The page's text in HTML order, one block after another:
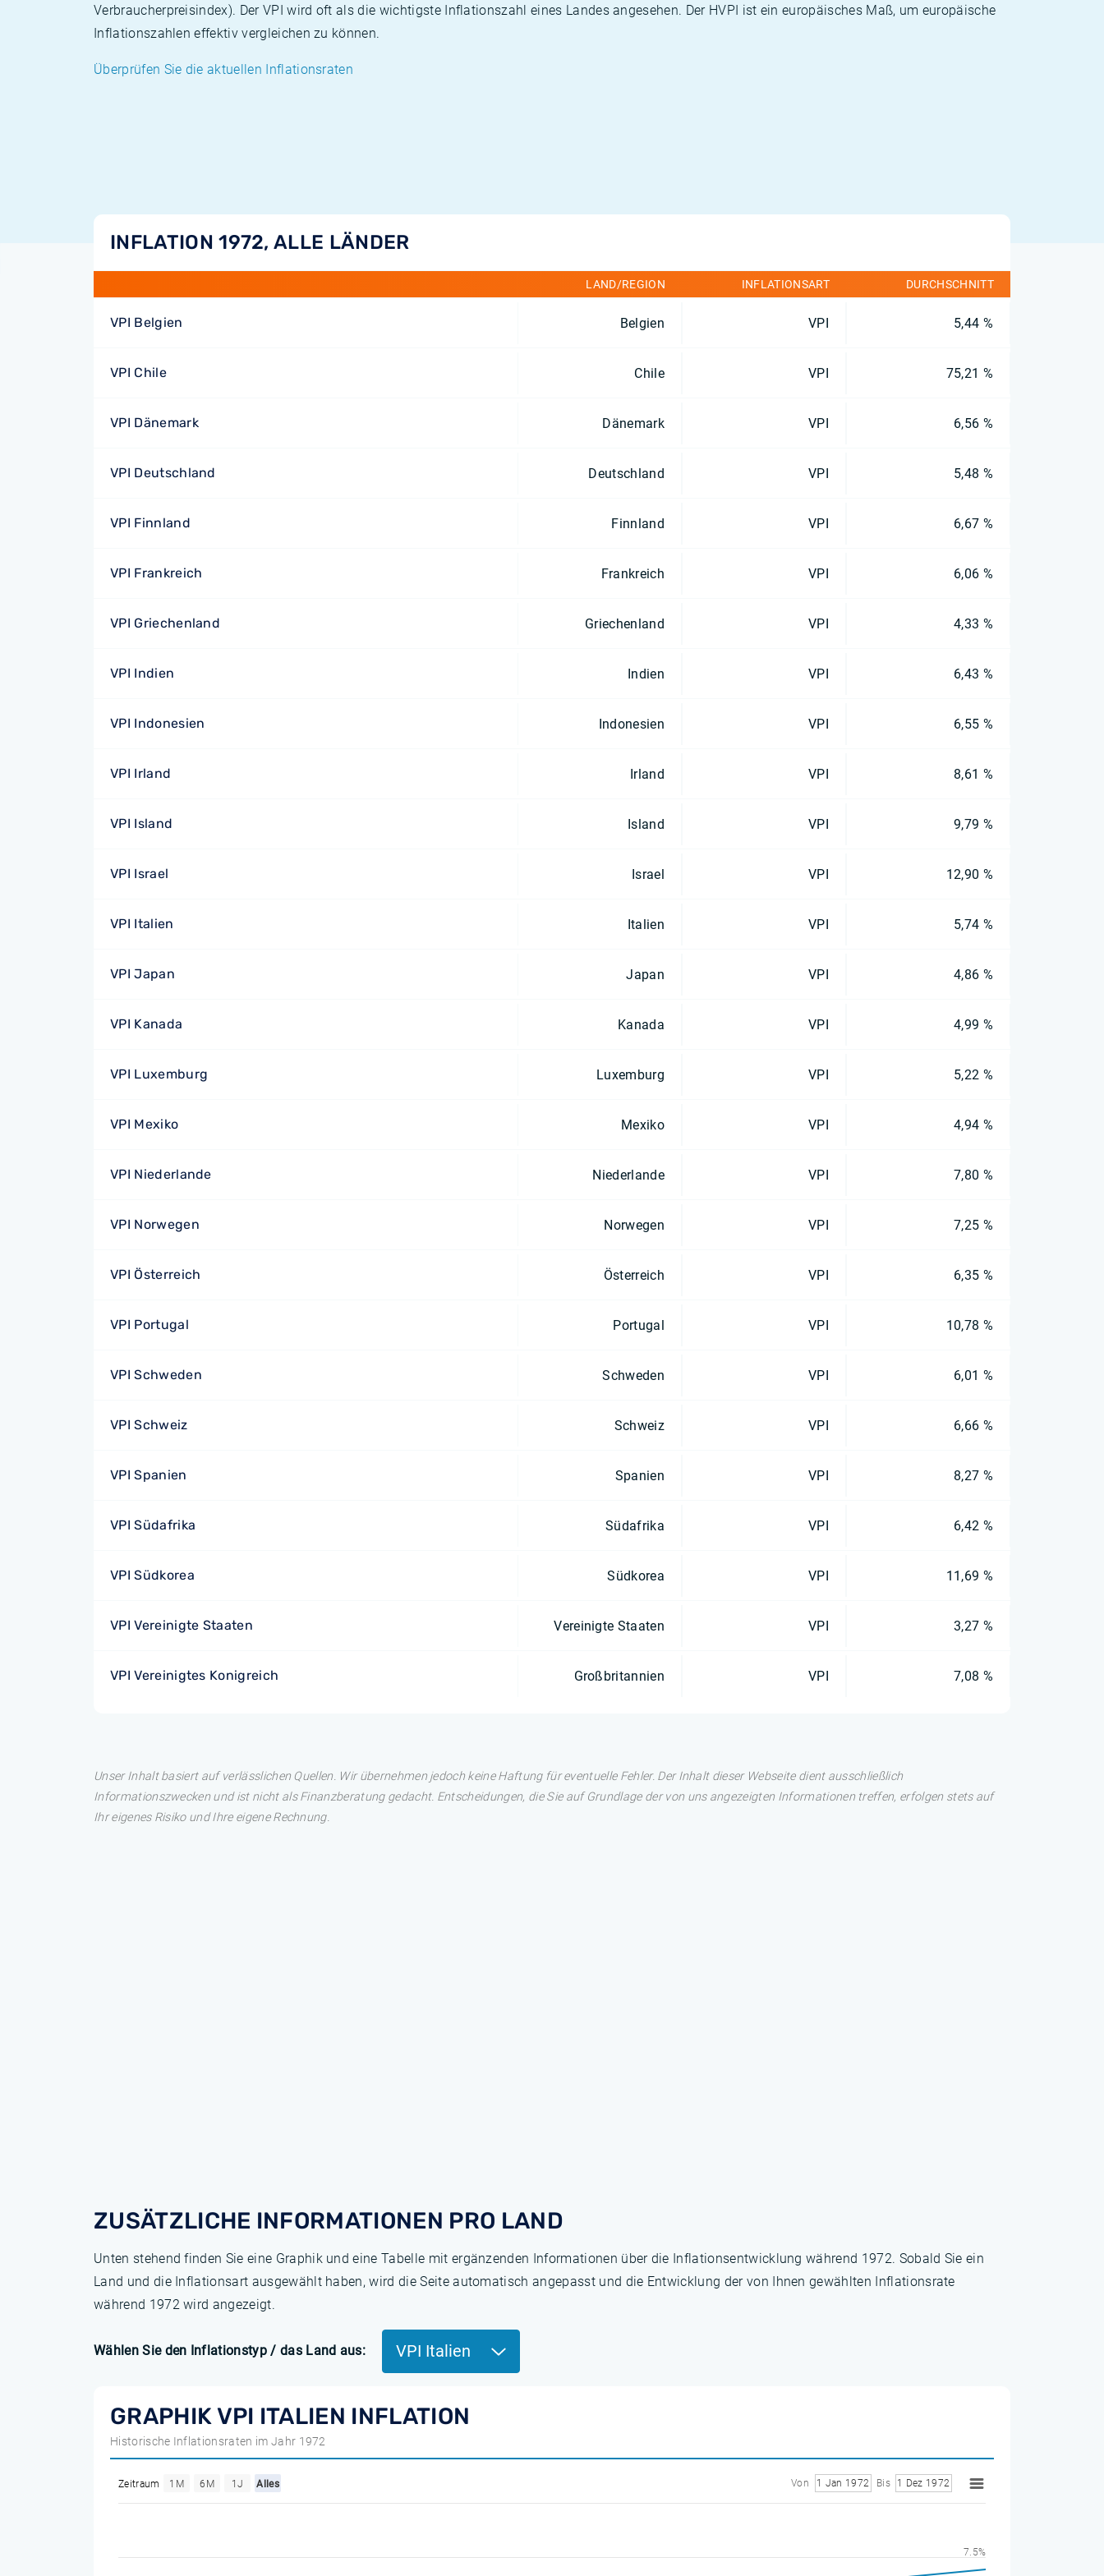
Verbraucherpreisindex). Der VPI wird oft als die wichtigste Inflationszahl eines Landes angesehen. Der HVPI ist ein europäisches Maß, um europäische
Inflationszahlen effektiv vergleichen zu können.
Überprüfen Sie die aktuellen Inflationsraten
INFLATION 1972, ALLE LÄNDER
LAND/REGION INFLATIONSART DURCHSCHNITT
VPI Belgien Belgien VPI 5,44 %
VPI Chile Chile VPI 75,21 %
VPI Dänemark Dänemark VPI 6,56 %
VPI Deutschland Deutschland VPI 5,48 %
VPI Finnland Finnland VPI 6,67 %
VPI Frankreich Frankreich VPI 6,06 %
VPI Griechenland Griechenland VPI 4,33 %
VPI Indien Indien VPI 6,43 %
VPI Indonesien Indonesien VPI 6,55 %
VPI Irland Irland VPI 8,61 %
VPI Island Island VPI 9,79 %
VPI Israel Israel VPI 12,90 %
VPI Italien Italien VPI 5,74 %
VPI Japan Japan VPI 4,86 %
VPI Kanada Kanada VPI 4,99 %
VPI Luxemburg Luxemburg VPI 5,22 %
VPI Mexiko Mexiko VPI 4,94 %
VPI Niederlande Niederlande VPI 7,80 %
VPI Norwegen Norwegen VPI 7,25 %
VPI Österreich Österreich VPI 6,35 %
VPI Portugal Portugal VPI 10,78 %
VPI Schweden Schweden VPI 6,01 %
VPI Schweiz Schweiz VPI 6,66 %
VPI Spanien Spanien VPI 8,27 %
VPI Südafrika Südafrika VPI 6,42 %
VPI Südkorea Südkorea VPI 11,69 %
VPI Vereinigte Staaten Vereinigte Staaten VPI 3,27 %
VPI Vereinigtes Konigreich Großbritannien VPI 7,08 %
Unser Inhalt basiert auf verlässlichen Quellen. Wir übernehmen jedoch keine Haftung für eventuelle Fehler. Der Inhalt dieser Webseite dient ausschließlich
Informationszwecken und ist nicht als Finanzberatung gedacht. Entscheidungen, die Sie auf Grundlage der von uns angezeigten Informationen treffen, erfolgen stets auf
Ihr eigenes Risiko und Ihre eigene Rechnung.
ZUSÄTZLICHE INFORMATIONEN PRO LAND
Unten stehend finden Sie eine Graphik und eine Tabelle mit ergänzenden Informationen über die Inflationsentwicklung während 1972. Sobald Sie ein
Land und die Inflationsart ausgewählt haben, wird die Seite automatisch angepasst und die Entwicklung der von Ihnen gewählten Inflationsrate
während 1972 wird angezeigt.
Wählen Sie den Inflationstyp / das Land aus: VPI Italien
GRAPHIK VPI ITALIEN INFLATION
Historische Inflationsraten im Jahr 1972
Zeitraum 1M 6M 1J Alles Von 1 Jan 1972 Bis 1 Dez 1972
7.5%